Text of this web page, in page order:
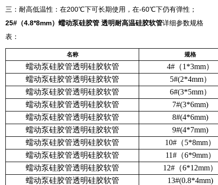
三：耐高低温性：在200℃下可长期使用，在-60℃下仍有弹性；
25#（4.8*8mm）蠕动泵硅胶管 透明耐高温硅胶软管详细参数规格
表：
名称 规格
蠕动泵硅胶管透明硅胶软管
4#（1*3mm）
蠕动泵硅胶管透明硅胶软管
5#(2*4mm）
蠕动泵硅胶管透明硅胶软管
6#(3*5mm）
蠕动泵硅胶管透明硅胶软管
7#(3*6mm)
蠕动泵硅胶管透明硅胶软管
8#(4*6mm)
蠕动泵硅胶管透明硅胶软管
9#(4*7mm)
蠕动泵硅胶管透明硅胶软管
10#（5*8mm）
蠕动泵硅胶管透明硅胶软管
11#（6*9mm）
蠕动泵硅胶管透明硅胶软管
12#（6*12mm）
蠕动泵硅胶管透明硅胶软管
13#(0.8*4mm)